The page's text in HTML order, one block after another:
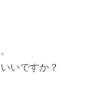
いですか？